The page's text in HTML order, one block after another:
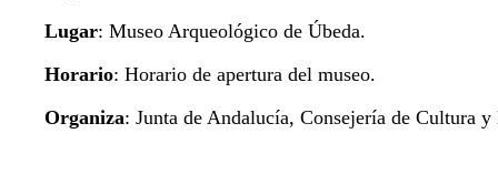
Lugar: Museo Arqueológico de Úbeda.
Horario: Horario de apertura del museo.
Organiza: Junta de Andalucía, Consejería de Cultura y